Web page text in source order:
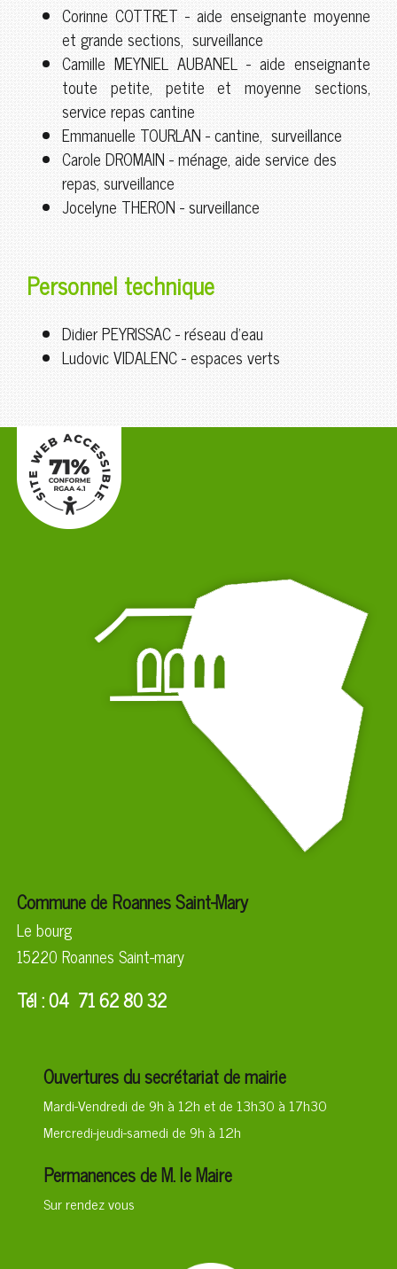
Corinne COTTRET - aide enseignante moyenne
et grande sections, surveillance
Camille MEYNIEL AUBANEL - aide enseignante
toute petite, petite et moyenne sections,
service repas cantine
Emmanuelle TOURLAN - cantine, surveillance
Carole DROMAIN - ménage, aide service des
repas, surveillance
Jocelyne THERON - surveillance
Personnel technique
Didier PEYRISSAC - réseau d'eau
Ludovic VIDALENC - espaces verts
Commune de Roannes Saint-Mary
Le bourg
15220 Roannes Saint-mary
Tél : 04 71 62 80 32
Ouvertures du secrétariat de mairie
Mardi-Vendredi de 9h à 12h et de 13h30 à 17h30
Mercredi-jeudi-samedi de 9h à 12h
Permanences de M. le Maire
Sur rendez vous